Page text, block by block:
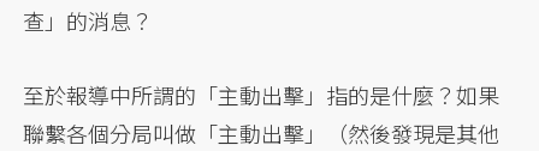
查」的消息？
至於報導中所謂的「主動出擊」指的是什麼？如果
聯繫各個分局叫做「主動出擊」（然後發現是其他